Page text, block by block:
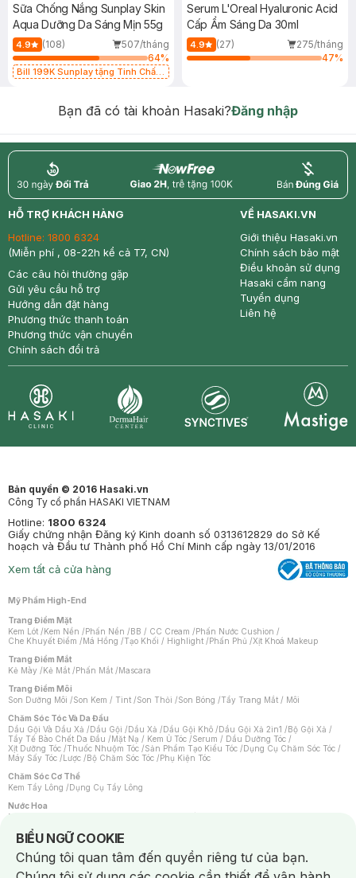
Sữa Chống Nắng Sunplay Skin
Aqua Dưỡng Da Sáng Mịn 55g
4.9 (108)
507/tháng
64%
Bill 199K Sunplay tặng Tinh Chất
Serum L'Oreal Hyaluronic Acid
Cấp Ẩm Sáng Da 30ml
4.9 (27)
275/tháng
47%
Bạn đã có tài khoản Hasaki?Đăng nhập
return nowfree price
HỖ TRỢ KHÁCH HÀNG
Hotline: 1800 6324
(Miễn phí , 08-22h kể cả T7, CN)
Các câu hỏi thường gặp
Gửi yêu cầu hỗ trợ
Hướng dẫn đặt hàng
Phương thức thanh toán
Phương thức vận chuyển
Chính sách đổi trả
VỀ HASAKI.VN
Giới thiệu Hasaki.vn
Chính sách bảo mật
Điều khoản sử dụng
Hasaki cẩm nang
Tuyển dụng
Liên hệ
Bản quyền © 2016 Hasaki.vn
Công Ty cổ phần HASAKI VIETNAM
Hotline: 1800 6324
Giấy chứng nhận Đăng ký Kinh doanh số 0313612829 do Sở Kế
hoạch và Đầu tư Thành phố Hồ Chí Minh cấp ngày 13/01/2016
Xem tất cả cửa hàng
Mỹ Phẩm High-End
Trang Điểm Mặt
Kem Lót /Kem Nền /Phấn Nền /BB / CC Cream /Phấn Nước Cushion /
Che Khuyết Điểm /Má Hồng /Tạo Khối / Highlight /Phấn Phủ /Xịt Khoá Makeup
Trang Điểm Mắt
Kẻ Mày /Kẻ Mắt /Phấn Mắt /Mascara
Trang Điểm Môi
Son Dưỡng Môi /Son Kem / Tint /Son Thỏi /Son Bóng /Tẩy Trang Mắt / Môi
Chăm Sóc Tóc Và Da Đầu
Dầu Gội Và Dầu Xả /Dầu Gội /Dầu Xả /Dầu Gội Khô /Dầu Gội Xả 2in1 /Bộ Gội Xả /
Tẩy Tế Bào Chết Da Đầu /Mặt Nạ / Kem Ủ Tóc /Serum / Dầu Dưỡng Tóc /
Xịt Dưỡng Tóc /Thuốc Nhuộm Tóc /Sản Phẩm Tạo Kiểu Tóc /Dụng Cụ Chăm Sóc Tóc /
Máy Sấy Tóc /Lược /Bộ Chăm Sóc Tóc /Phụ Kiện Tóc
Chăm Sóc Cơ Thể
Kem Tẩy Lông /Dụng Cụ Tẩy Lông
Nước Hoa
Nước Hoa Nữ
Chăm Sóc Cá Nhân
Chống Muỗi /Khẩu Trang /Máy Massage/Mặt Nạ Xông Hơi /Nước Rửa Tay/
Sản Phẩm Chăm Sóc Khác /Bàn Chải Đánh Răng /Bàn Chải Điện/
Hỗ Trợ Trắng Răng/Kem Đánh Răng /Máy Tăm Nước/ Nước Súc Miệng/
BIỂU NGỮ COOKIE
Notice about cookies usage
Chúng tôi quan tâm đến quyền riêng tư của bạn.